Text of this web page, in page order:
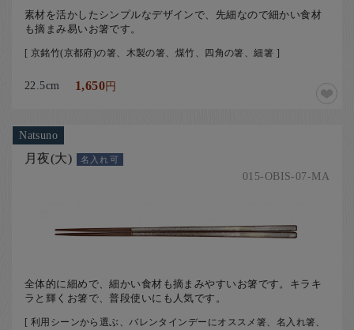
素材を活かしたシンプルなデザインで、先細なので細かい食材
も摘まみ易いお箸です。
[ 京銘竹(京都府)の箸、木製の箸、煤竹、四角の箸、細箸 ]
22.5cm 1,650円
Natsuno
月夜(大) 名入れ可
015-OBIS-07-MA
全体的に細めで、細かい食材も摘まみやすいお箸です。キラキ
ラと輝くお箸で、普段使いにも人気です。
[ 利用シーンから選ぶ、バレンタインデーにオススメ箸、名入れ箸、